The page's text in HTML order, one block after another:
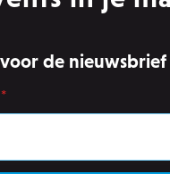
de nieuwsbrief
*